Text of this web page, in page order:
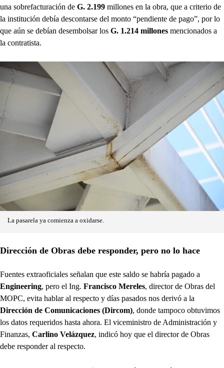
una sobrefacturación de G. 2.199 millones en la obra, que a criterio de
la institución debía descontarse del monto “pendiente de pago”, por lo
que aún se debían desembolsar los G. 1.214 millones mencionados a
la contratista.
La pasarela ya comienza a oxidarse.
Dirección de Obras debe responder, pero no lo hace
Fuentes extraoficiales señalan que este saldo se habría pagado a
Engineering, pero el Ing. Francisco Mereles, director de Obras del
MOPC, evita hablar al respecto y días pasados nos derivó a la
Dirección de Comunicaciones (Dircom), donde tampoco obtuvimos
los datos requeridos hasta ahora. El viceministro de Administración y
Finanzas, Carlino Velázquez, indicó hoy que el director de Obras
debe responder al respecto.